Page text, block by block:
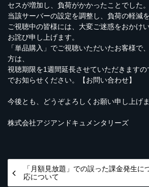
セスが増加し、負荷がかかったことでした。
当該サーバーの設定を調整し、負荷の軽減
ご視聴中の皆様には、大変ご迷惑をおかけ
お詫び申し上げます。
「単品購入」でご視聴いただいたお客様で
方は、
視聴期限を1週間延長させていただきますの
でお知らせください。
【お問い合わせ】
今後とも、どうぞよろしくお願い申し上げま
株式会社アジアンドキュメンタリーズ
「月額見放題」での誤った課金発生に
応について